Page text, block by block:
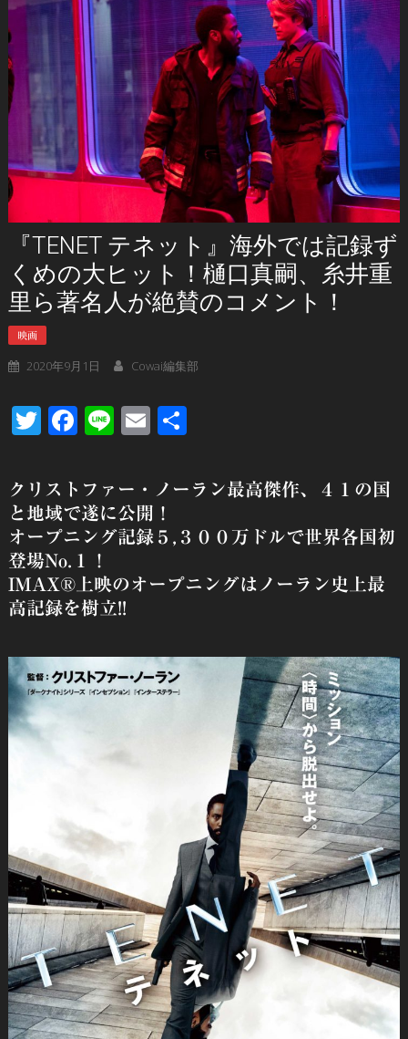
『TENET テネット』海外では記録ず
くめの大ヒット！樋口真嗣、糸井重
里ら著名人が絶賛のコメント！
映画
2020年9月1日 Cowai編集部
Twitter
Facebook
LineEmail
クリストファー・ノーラン最高傑作、４１の国
と地域で遂に公開！
オープニング記録５,３００万ドルで世界各国初
登場No.１！
IMAX®上映のオープニングはノーラン史上最
高記録を樹立!!